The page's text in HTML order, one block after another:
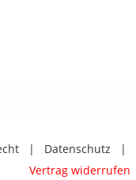
| Datenschutz |
Vertrag widerrufen